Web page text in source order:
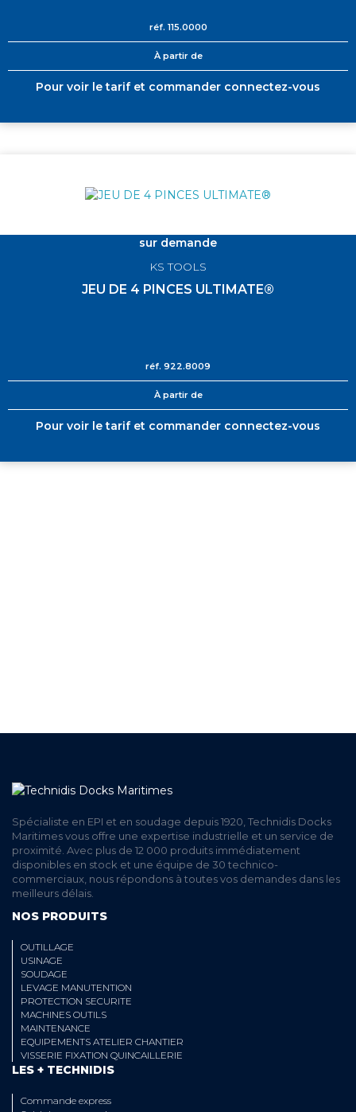
réf. 115.0000
À partir de
Pour voir le tarif et commander connectez-vous
sur demande
KS TOOLS
JEU DE 4 PINCES ULTIMATE®
réf. 922.8009
À partir de
Pour voir le tarif et commander connectez-vous
Spécialiste en EPI et en soudage depuis 1920, Technidis Docks
Maritimes vous offre une expertise industrielle et un service de
proximité. Avec plus de 12 000 produits immédiatement
disponibles en stock et une équipe de 30 technico-
commerciaux, nous répondons à toutes vos demandes dans les
meilleurs délais.
NOS PRODUITS
OUTILLAGE
USINAGE
SOUDAGE
LEVAGE MANUTENTION
PROTECTION SECURITE
MACHINES OUTILS
MAINTENANCE
EQUIPEMENTS ATELIER CHANTIER
VISSERIE FIXATION QUINCAILLERIE
LES + TECHNIDIS
Commande express